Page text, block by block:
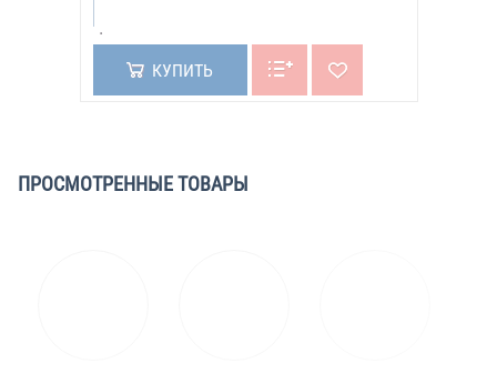
КУПИТЬ
ПРОСМОТРЕННЫЕ ТОВАРЫ